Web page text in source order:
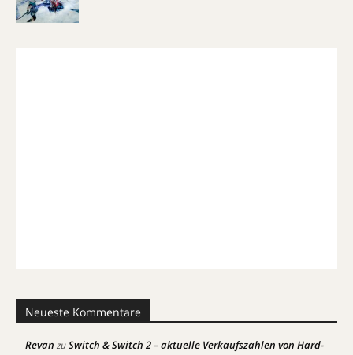
Neueste Kommentare
Revan zuSwitch & Switch 2 – aktuelle Verkaufszahlen von Hard-